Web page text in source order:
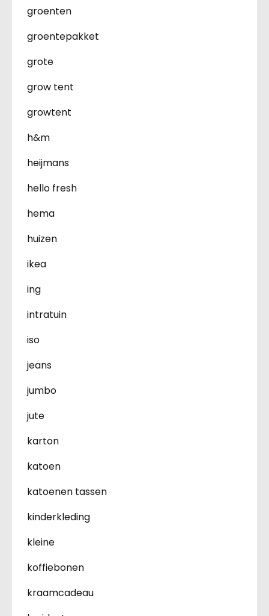
groenten
groentepakket
grote
grow tent
growtent
h&m
heijmans
hello fresh
hema
huizen
ikea
ing
intratuin
iso
jeans
jumbo
jute
karton
katoen
katoenen tassen
kinderkleding
kleine
koffiebonen
kraamcadeau